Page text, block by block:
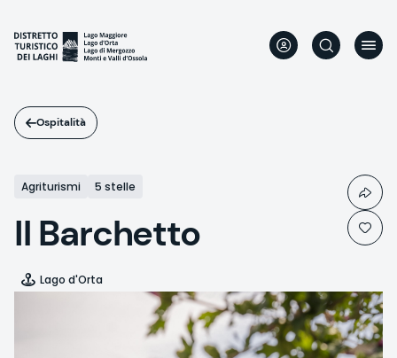
contenuto
principale
Ospitalità
Agriturismi 5 stelle
Il Barchetto
Lago d'Orta